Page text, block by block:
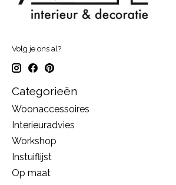
Volg je ons al?
Categorieën
Woonaccessoires
Interieuradvies
Workshop
Instuiflijst
Op maat